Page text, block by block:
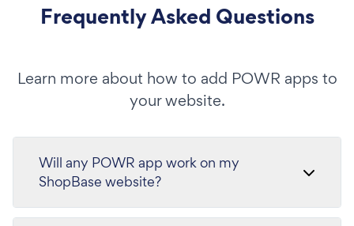
Frequently Asked Questions
Learn more about how to add POWR apps to
your website.
Will any POWR app work on my
ShopBase website?